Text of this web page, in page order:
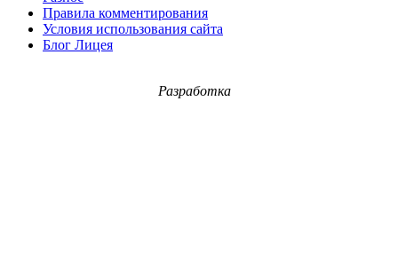
Правила комментирования
Условия использования сайта
Блог Лицея
Разработка